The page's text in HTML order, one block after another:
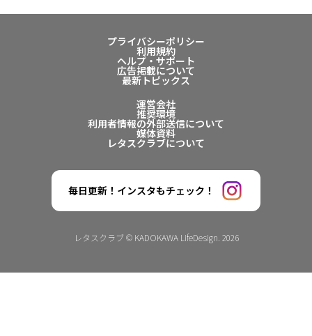
プライバシーポリシー
利用規約
ヘルプ・サポート
広告掲載について
最新トピックス
運営会社
推奨環境
利用者情報の外部送信について
媒体資料
レタスクラブについて
毎日更新！インスタもチェック！
レタスクラブ © KADOKAWA LifeDesign. 2026